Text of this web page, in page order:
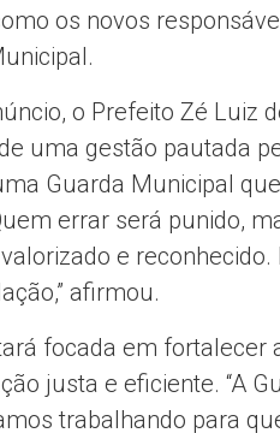
os novos
o Prefeito Zé Luiz
uma gestão pautada
Guarda Municipal
errar será punido,
e reconhecido.
afirmou.
focada em fortalecer
justa e eficiente. “A
trabalhando para